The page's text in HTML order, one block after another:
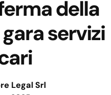
della
servizi
Legal Srl